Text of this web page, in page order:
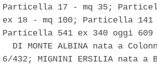
Particella 17 - mq 35;
ex 18 - mq 100; Particella
Particella 541 ex 340 oggi
DI MONTE ALBINA nata a
6/432; MIGNINI ERSILIA